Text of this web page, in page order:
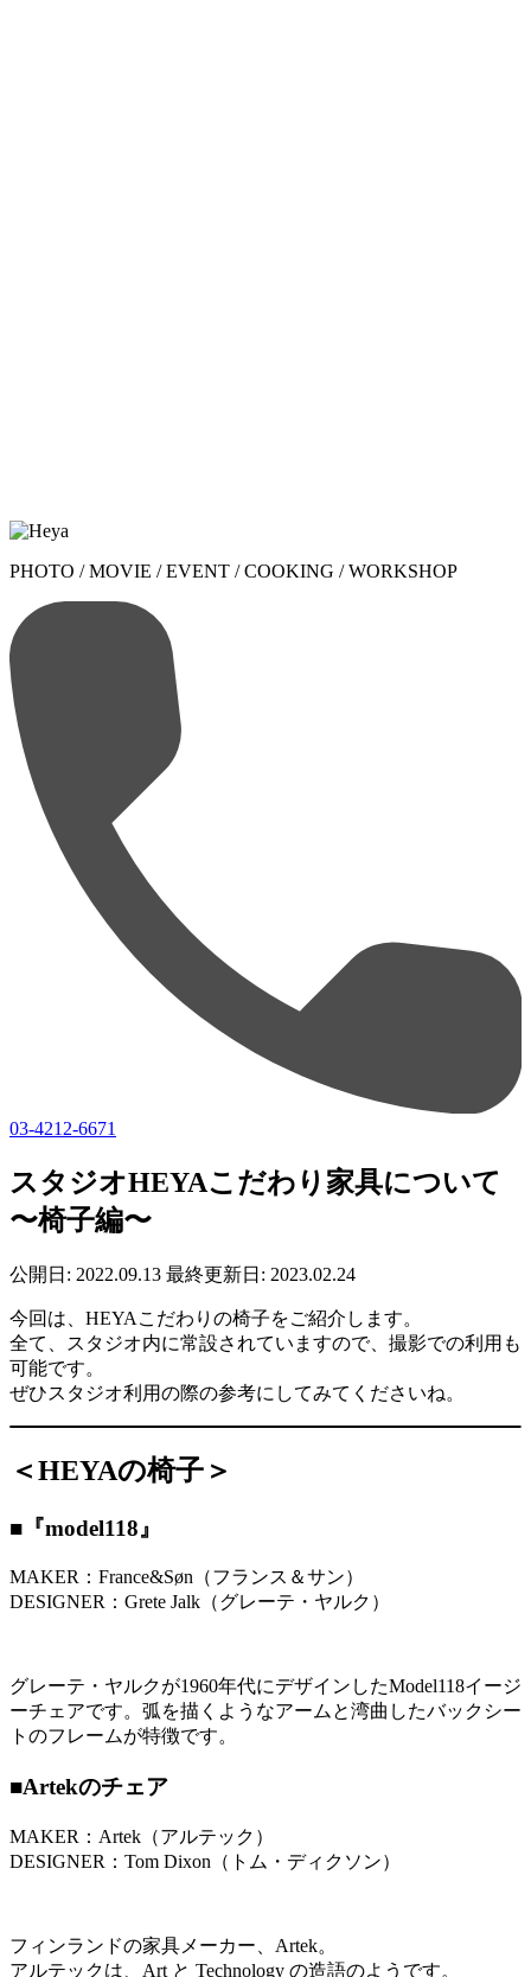
PHOTO / MOVIE / EVENT / COOKING / WORKSHOP
03-4212-6671
スタジオHEYAこだわり家具について
〜椅子編〜
公開日: 2022.09.13 最終更新日: 2023.02.24
今回は、HEYAこだわりの椅子をご紹介します。
全て、スタジオ内に常設されていますので、撮影での利用も
可能です。
ぜひスタジオ利用の際の参考にしてみてくださいね。
＜HEYAの椅子＞
■『model118』
MAKER：France&Søn（フランス＆サン）
DESIGNER：Grete Jalk（グレーテ・ヤルク）
グレーテ・ヤルクが1960年代にデザインしたModel118イージ
ーチェアです。弧を描くようなアームと湾曲したバックシー
トのフレームが特徴です。
■Artekのチェア
MAKER：Artek（アルテック）
DESIGNER：Tom Dixon（トム・ディクソン）
フィンランドの家具メーカー、Artek。
アルテックは、Art と Technology の造語のようです。